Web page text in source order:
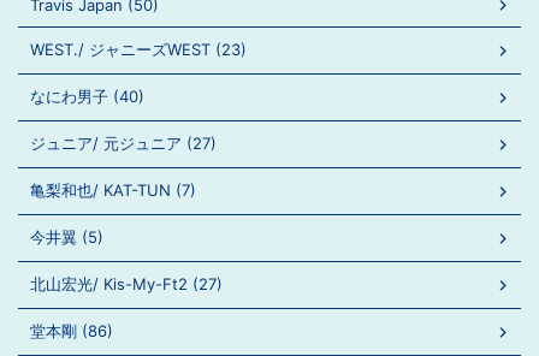
Travis Japan (50)
WEST./ ジャニーズWEST (23)
なにわ男子 (40)
ジュニア/ 元ジュニア (27)
亀梨和也/ KAT-TUN (7)
今井翼 (5)
北山宏光/ Kis-My-Ft2 (27)
堂本剛 (86)